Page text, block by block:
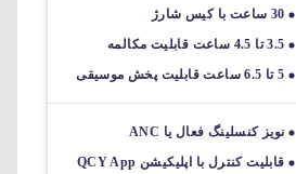
30 ساعت با کیس شارژ
3.5 تا 4.5 ساعت قابلیت مکالمه
5 تا 6.5 ساعت قابلیت پخش موسیقی
نویز کنسلینگ فعال یا ANC
قابلیت کنترل با اپلیکیشن QCY App